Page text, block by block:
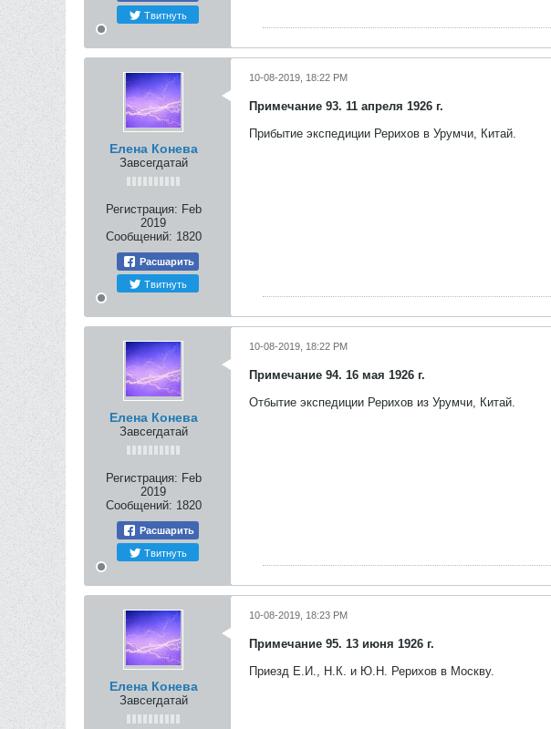
Твитнуть
Елена Конева
Завсегдатай
Регистрация: Feb
2019
Сообщений: 1820
Расшарить
Твитнуть
10-08-2019, 18:22 PM
Примечание 93. 11 апреля 1926 г.
Прибытие экспедиции Рерихов в Урумчи, Китай.
Елена Конева
Завсегдатай
Регистрация: Feb
2019
Сообщений: 1820
Расшарить
Твитнуть
10-08-2019, 18:22 PM
Примечание 94. 16 мая 1926 г.
Отбытие экспедиции Рерихов из Урумчи, Китай.
Елена Конева
Завсегдатай
10-08-2019, 18:23 PM
Примечание 95. 13 июня 1926 г.
Приезд Е.И., Н.К. и Ю.Н. Рерихов в Москву.